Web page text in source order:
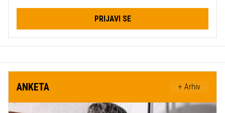
PRIJAVI SE
ANKETA + Arhiv